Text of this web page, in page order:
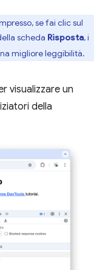
se fai clic sul
scheda Risposta, i
migliore leggibilità.
visualizzare un
della